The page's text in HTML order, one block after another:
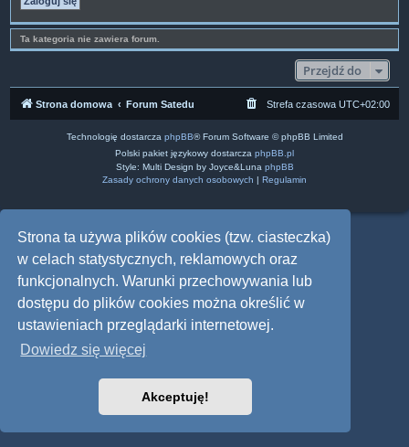
Strona ta używa plików cookies (tzw. ciasteczka)
w celach statystycznych, reklamowych oraz
funkcjonalnych. Warunki przechowywania lub
dostępu do plików cookies można określić w
ustawieniach przeglądarki internetowej.
Dowiedz się więcej
Akceptuję!
Ta kategoria nie zawiera forum.
Przejdź do
Strona domowa Forum Satedu Strefa czasowa UTC+02:00
Technologię dostarcza phpBB® Forum Software © phpBB Limited
Polski pakiet językowy dostarcza phpBB.pl
Style: Multi Design by Joyce&Luna phpBB
Zasady ochrony danych osobowych | Regulamin